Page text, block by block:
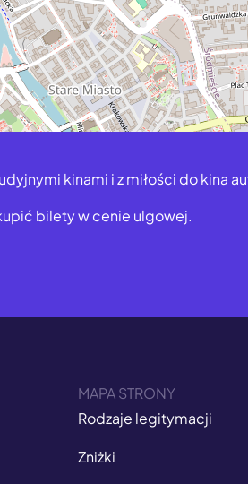
kinami i z miłości do kina
bilety w cenie ulgowej.
MAPA STRONY
Rodzaje legitymacji
Zniżki